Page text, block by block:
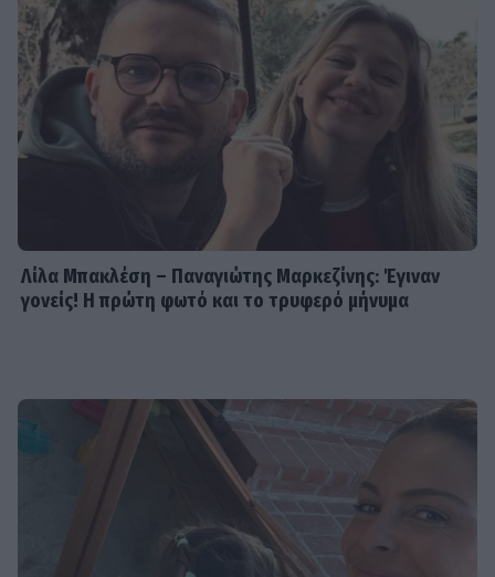
Λίλα Μπακλέση – Παναγιώτης Μαρκεζίνης: Έγιναν
γονείς! Η πρώτη φωτό και το τρυφερό μήνυμα